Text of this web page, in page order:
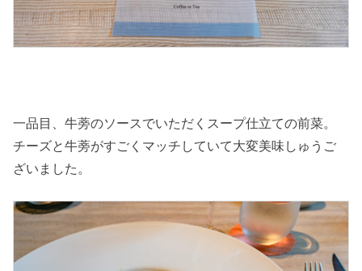
一品目、牛蒡のソースでいただくスープ仕立ての前菜。
チーズと牛蒡がすごくマッチしていて大変美味しゅうご
ざいました。